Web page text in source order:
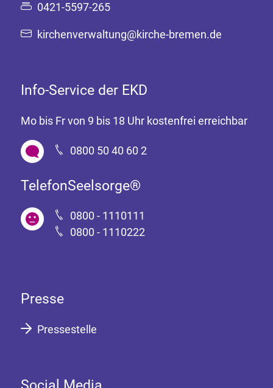
0421-5597-265
kirchenverwaltung@kirche-bremen.de
Info-Service der EKD
Mo bis Fr von 9 bis 18 Uhr kostenfrei erreichbar
0800 50 40 60 2
TelefonSeelsorge®
0800 - 1110111
0800 - 1110222
Presse
Pressestelle